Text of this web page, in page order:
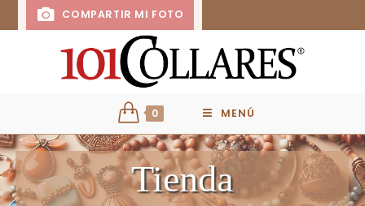
COMPARTIR MI FOTO
0 MENÚ
Tienda